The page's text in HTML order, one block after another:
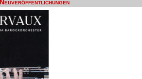
Neuveröffentlichungen